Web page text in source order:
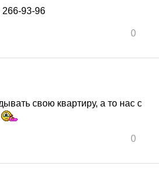
266-93-96
0
свою квартиру, а то нас с
0